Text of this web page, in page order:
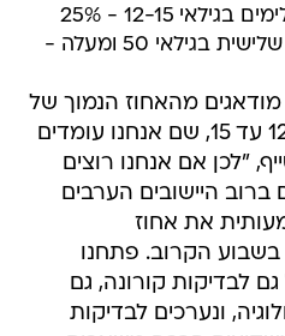
12-15 - 25%
שיעור המחוסנים במנה שלישית בגילאי 50 ומעלה -
מודאגים מהאחוז הנמוך של
מתחסנים בעיקר בגילאי 12 עד 15, שם אנחנו עומדים
סייף, "לכן אם אנחנו רוצים
היישובים הערבים
את אחוז
הקרוב. פתחנו
לבדיקות קורונה, גם
ונערכים לבדיקות